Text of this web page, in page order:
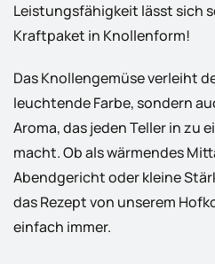
Leistungsfähigkeit lässt sich
Kraftpaket in Knollenform!
Das Knollengemüse verleiht
leuchtende Farbe, sondern
Aroma, das jeden Teller in zu
macht. Ob als wärmendes
Abendgericht oder kleine
das Rezept von unserem
einfach immer.